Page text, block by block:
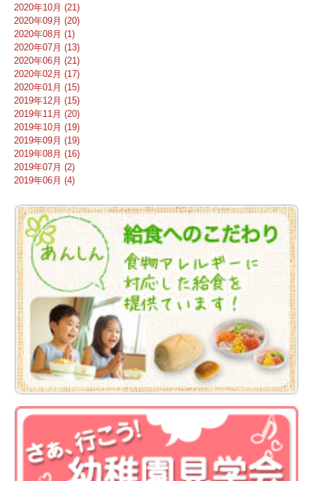
2020年10月 (21)
2020年09月 (20)
2020年08月 (1)
2020年07月 (13)
2020年06月 (21)
2020年02月 (17)
2020年01月 (15)
2019年12月 (15)
2019年11月 (20)
2019年10月 (19)
2019年09月 (19)
2019年08月 (16)
2019年07月 (2)
2019年06月 (4)